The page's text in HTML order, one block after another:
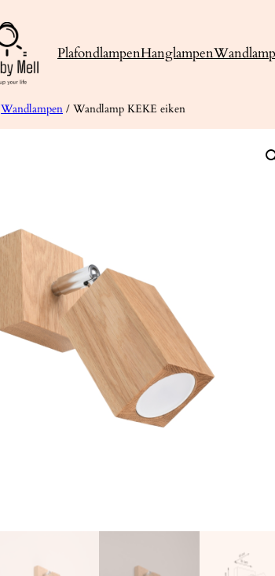
PlafondlampenHanglampen
Wandlampen / Wandlamp KEKE eiken